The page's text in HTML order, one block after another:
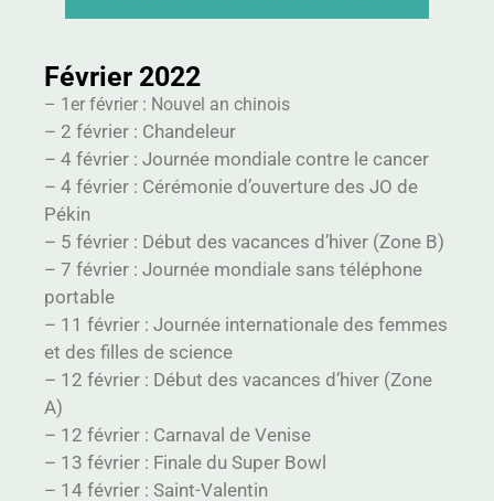
Février 2022
– 1er février : Nouvel an chinois
– 2 février : Chandeleur
– 4 février : Journée mondiale contre le cancer
– 4 février : Cérémonie d’ouverture des JO de
Pékin
– 5 février : Début des vacances d’hiver (Zone B)
– 7 février : Journée mondiale sans téléphone
portable
– 11 février : Journée internationale des femmes
et des filles de science
– 12 février : Début des vacances d’hiver (Zone
A)
– 12 février : Carnaval de Venise
– 13 février : Finale du Super Bowl
– 14 février : Saint-Valentin